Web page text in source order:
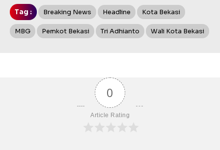
Tag : Breaking News Headline Kota Bekasi
MBG Pemkot Bekasi Tri Adhianto Wali Kota Bekasi
0
Article Rating